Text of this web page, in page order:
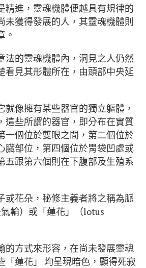
精進，靈魂機體便越具有規律的
未獲得發展的人，其靈魂機體則
。
法的靈魂機體內，洞見之人仍然
看見其形體所在，由頭部中央延
就像擁有某些器官的獨立軀體，
這些所謂的器官，即分布在實質
一個位於雙眼之間，第二個位於
臟部位，第四個位於胃袋凹處或
五跟第六個則在下腹部及生殖系
或花朵，秘修主義者將之稱為脈
輪）或「蓮花」（lotus
的方式來形容，在尚未發展靈魂
「蓮花」 均呈現暗色，顯得死寂